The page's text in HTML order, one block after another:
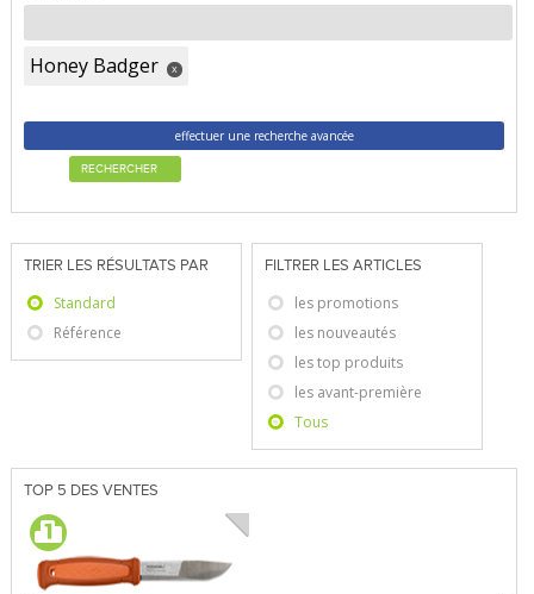
Honey Badger x
effectuer une recherche avancée
RECHERCHER
TRIER LES RÉSULTATS PAR
Standard
Référence
FILTRER LES ARTICLES
les promotions
les nouveautés
les top produits
les avant-première
Tous
TOP 5 DES VENTES